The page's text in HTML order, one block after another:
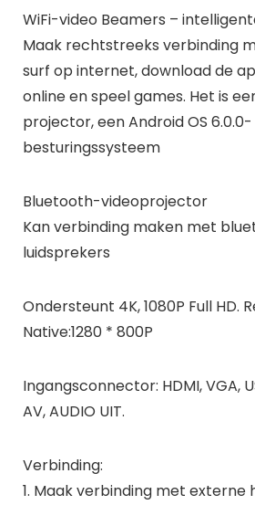
WiFi-video Beamers –
Maak rechtstreeks verbinding
surf op internet, download de
online en speel games. Het is
projector, een Android OS 6.0.0-
besturingssysteem
Bluetooth-videoprojector
Kan verbinding maken met
luidsprekers
Ondersteunt 4K, 1080P Full HD.
Native:1280 * 800P
Ingangsconnector: HDMI, VGA,
AV, AUDIO UIT.
Verbinding:
1. Maak verbinding met